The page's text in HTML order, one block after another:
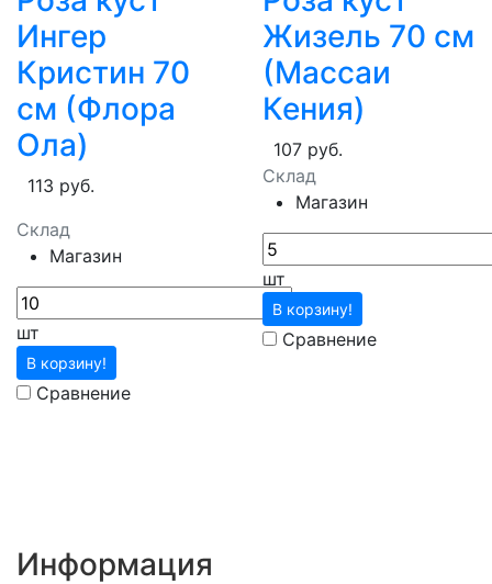
Ингер
Кристин 70
см (Флора
Ола)
113 руб.
Склад
Магазин
шт
В корзину!
Сравнение
Жизель 70 см
(Массаи
Кения)
107 руб.
Склад
Магазин
шт
В корзину!
Сравнение
Информация